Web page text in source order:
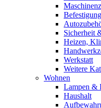
Sicherheit
Heizen,
Werkstatt
Weitere
Wohnen
Lampen &
Haushalt